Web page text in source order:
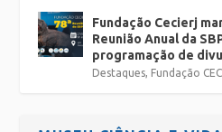
Fundação Cecierj
Reunião Anual da
programação de
Destaques, Fundação